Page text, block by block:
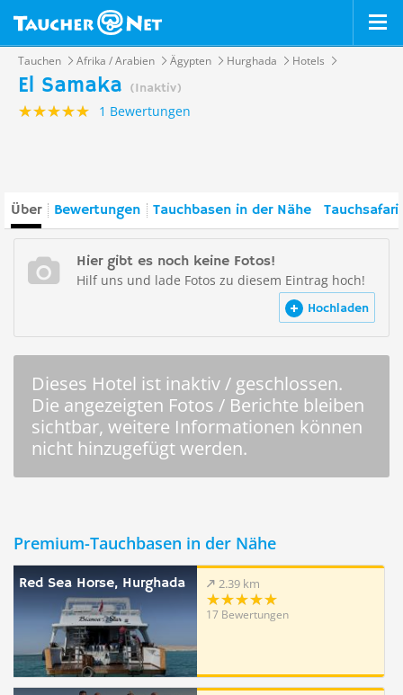
Tauchen Afrika / Arabien Ägypten Hurghada Hotels
El Samaka (Inaktiv)
1 Bewertungen
Über Bewertungen Tauchbasen in der Nähe
Hier gibt es noch keine Fotos!
Hilf uns und lade Fotos zu diesem Eintrag hoch!
Hochladen
Dieses Hotel ist inaktiv / geschlossen.
Die angezeigten Fotos / Berichte bleiben
sichtbar, weitere Informationen können
nicht hinzugefügt werden.
Premium-Tauchbasen in der Nähe
Red Sea Horse, Hurghada 2.39 km
17 Bewertungen